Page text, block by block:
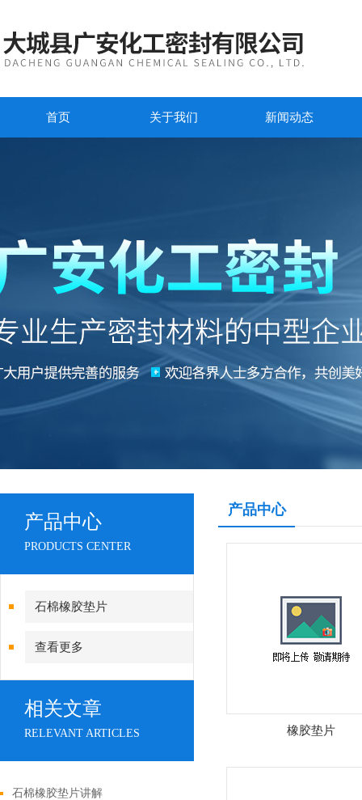
首页 关于我们 新闻动态
产品中心
PRODUCTS CENTER
石棉橡胶垫片
查看更多
相关文章
RELEVANT ARTICLES
石棉橡胶垫片讲解
产品中心
橡胶垫片